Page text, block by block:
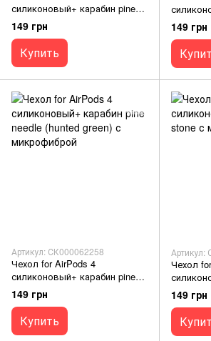
силиконовый+ карабин pine
green с микрофиброй
149 грн
Купить
cream с
149 грн
Артикул: СК000062258
Чехол for AirPods 4
силиконовый+ карабин pine
needle (hunted green) с
микрофиброй
149 грн
Купить
Артикул:
Чехол
с
149 грн